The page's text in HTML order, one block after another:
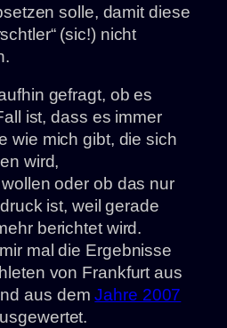
solle, damit diese
(sic!) nicht
gefragt, ob es
ist, dass es immer
wie mich gibt, die sich
wird,
oder ob das nur
ist, weil gerade
berichtet wird.
mal die Ergebnisse
von Frankfurt aus
aus demJahre 2007